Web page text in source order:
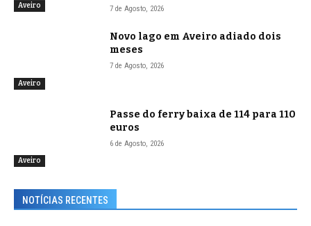
Aveiro 7 de Agosto, 2026
Aveiro
Novo lago em Aveiro adiado dois
meses
7 de Agosto, 2026
Aveiro
Passe do ferry baixa de 114 para 110
euros
6 de Agosto, 2026
NOTÍCIAS RECENTES